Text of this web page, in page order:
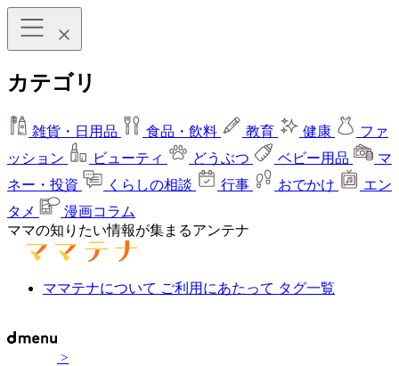
カテゴリ
雑貨・日用品 食品・飲料 教育 健康
ファ
ッション
ビューティ どうぶつ ベビー用品
マ
ネー・投資
くらしの相談 行事 おでかけ
エン
タメ
漫画コラム
ママの知りたい情報が集まるアンテナ
ママテナについて ご利用にあたって タグ一覧
>